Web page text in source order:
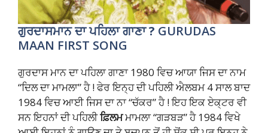
ਗੁਰਦਾਸਮਾਨ ਦਾ ਪਹਿਲਾ ਗਾਣਾ ? GURUDAS
MAAN FIRST SONG
ਗੁਰਦਾਸ ਮਾਨ ਦਾ ਪਹਿਲਾ ਗਾਣਾ 1980 ਵਿਚ ਆਯਾ ਜਿਸ ਦਾ ਨਾਮ
“ਦਿਲ ਦਾ ਮਾਮਲਾ” ਹੈ ! ਫੇਰ ਇਨ੍ਹ ਦੀ ਪਹਿਲੀ ਐਲਬਮ 4 ਸਾਲ ਬਾਦ
1984 ਵਿਚ ਆਈ ਜਿਸ ਦਾ ਨਾ “ਚੱਕਰ” ਹੈ ! ਇਹ ਇਕ ਏਕ੍ਟਰ ਵੀ
ਸਨ ਇਹਨਾਂ ਦੀ ਪਹਿਲੀਫ਼ਿਲਮਮਾਮਲਾ “ਗੜਬੜ” ਹੈ 1984 ਵਿਖੇ